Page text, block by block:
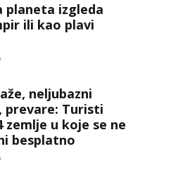
planeta izgleda
ili kao plavi
neljubazni
prevare: Turisti
zemlje u koje se ne
besplatno